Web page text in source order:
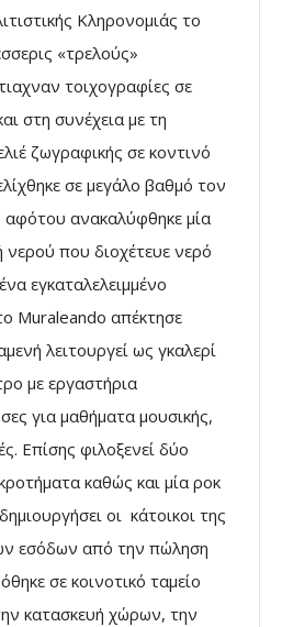
Κληρονομιάς το
«τρελούς»
τοιχογραφίες σε
στη συνέχεια με τη
ζωγραφικής σε κοντινό
σε μεγάλο βαθμό τον
ανακαλύφθηκε μία
νερού που διοχέτευε νερό
εγκαταλελειμμένο
Muraleando απέκτησε
λειτουργεί ως γκαλερί
με εργαστήρια
για μαθήματα μουσικής,
Επίσης φιλοξενεί δύο
καθώς και μία ροκ
οι κάτοικοι της
εσόδων από την πώληση
σε κοινοτικό ταμείο
κατασκευή χώρων, την